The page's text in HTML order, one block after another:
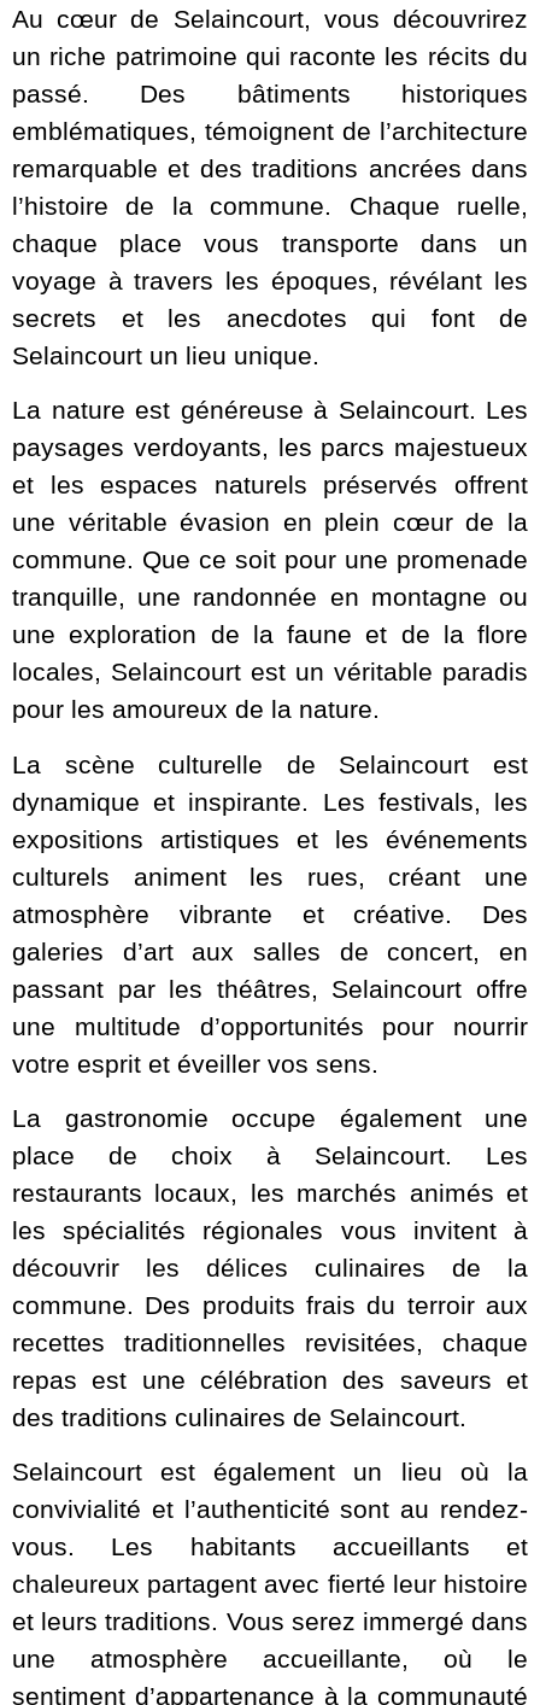
Au cœur de Selaincourt, vous découvrirez
un riche patrimoine qui raconte les récits du
passé. Des bâtiments historiques
emblématiques, témoignent de l’architecture
remarquable et des traditions ancrées dans
l’histoire de la commune. Chaque ruelle,
chaque place vous transporte dans un
voyage à travers les époques, révélant les
secrets et les anecdotes qui font de
Selaincourt un lieu unique.
La nature est généreuse à Selaincourt. Les
paysages verdoyants, les parcs majestueux
et les espaces naturels préservés offrent
une véritable évasion en plein cœur de la
commune. Que ce soit pour une promenade
tranquille, une randonnée en montagne ou
une exploration de la faune et de la flore
locales, Selaincourt est un véritable paradis
pour les amoureux de la nature.
La scène culturelle de Selaincourt est
dynamique et inspirante. Les festivals, les
expositions artistiques et les événements
culturels animent les rues, créant une
atmosphère vibrante et créative. Des
galeries d’art aux salles de concert, en
passant par les théâtres, Selaincourt offre
une multitude d’opportunités pour nourrir
votre esprit et éveiller vos sens.
La gastronomie occupe également une
place de choix à Selaincourt. Les
restaurants locaux, les marchés animés et
les spécialités régionales vous invitent à
découvrir les délices culinaires de la
commune. Des produits frais du terroir aux
recettes traditionnelles revisitées, chaque
repas est une célébration des saveurs et
des traditions culinaires de Selaincourt.
Selaincourt est également un lieu où la
convivialité et l’authenticité sont au rendez-
vous. Les habitants accueillants et
chaleureux partagent avec fierté leur histoire
et leurs traditions. Vous serez immergé dans
une atmosphère accueillante, où le
sentiment d’appartenance à la communauté